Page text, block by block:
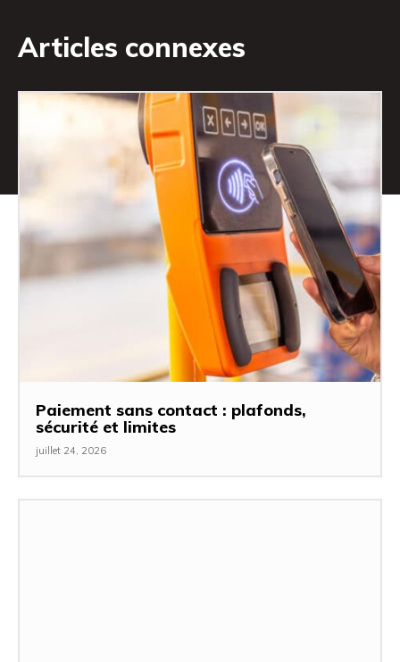
Articles connexes
Paiement sans contact : plafonds,
sécurité et limites
juillet 24, 2026